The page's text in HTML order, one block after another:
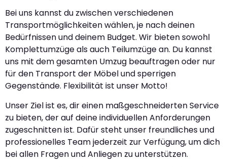
Bei uns kannst du zwischen verschiedenen
Transportmöglichkeiten wählen, je nach deinen
Bedürfnissen und deinem Budget. Wir bieten sowohl
Komplettumzüge als auch Teilumzüge an. Du kannst
uns mit dem gesamten Umzug beauftragen oder nur
für den Transport der Möbel und sperrigen
Gegenstände. Flexibilität ist unser Motto!
Unser Ziel ist es, dir einen maßgeschneiderten Service
zu bieten, der auf deine individuellen Anforderungen
zugeschnitten ist. Dafür steht unser freundliches und
professionelles Team jederzeit zur Verfügung, um dich
bei allen Fragen und Anliegen zu unterstützen.